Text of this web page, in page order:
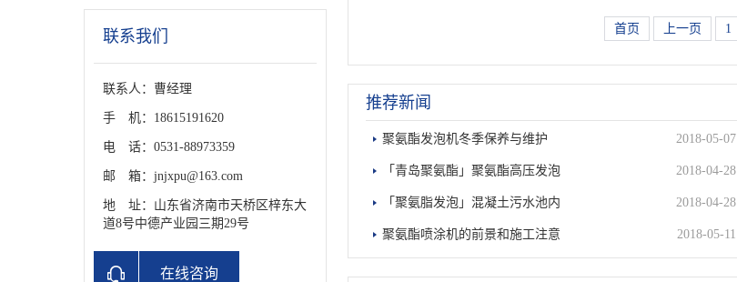
联系我们
联系人：曹经理
手 机：18615191620
电 话：0531-88973359
邮 箱：jnjxpu@163.com
地 址：山东省济南市天桥区梓东大
道8号中德产业园三期29号
在线咨询
首页 上一页 1
推荐新闻
聚氨酯发泡机冬季保养与维护 2018-05-07
「青岛聚氨酯」聚氨酯高压发泡 2018-04-28
「聚氨脂发泡」混凝土污水池内 2018-04-28
聚氨酯喷涂机的前景和施工注意 2018-05-11